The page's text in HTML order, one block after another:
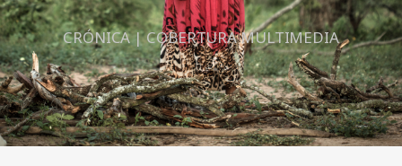
CRÓNICA | COBERTURA MULTIMEDIA